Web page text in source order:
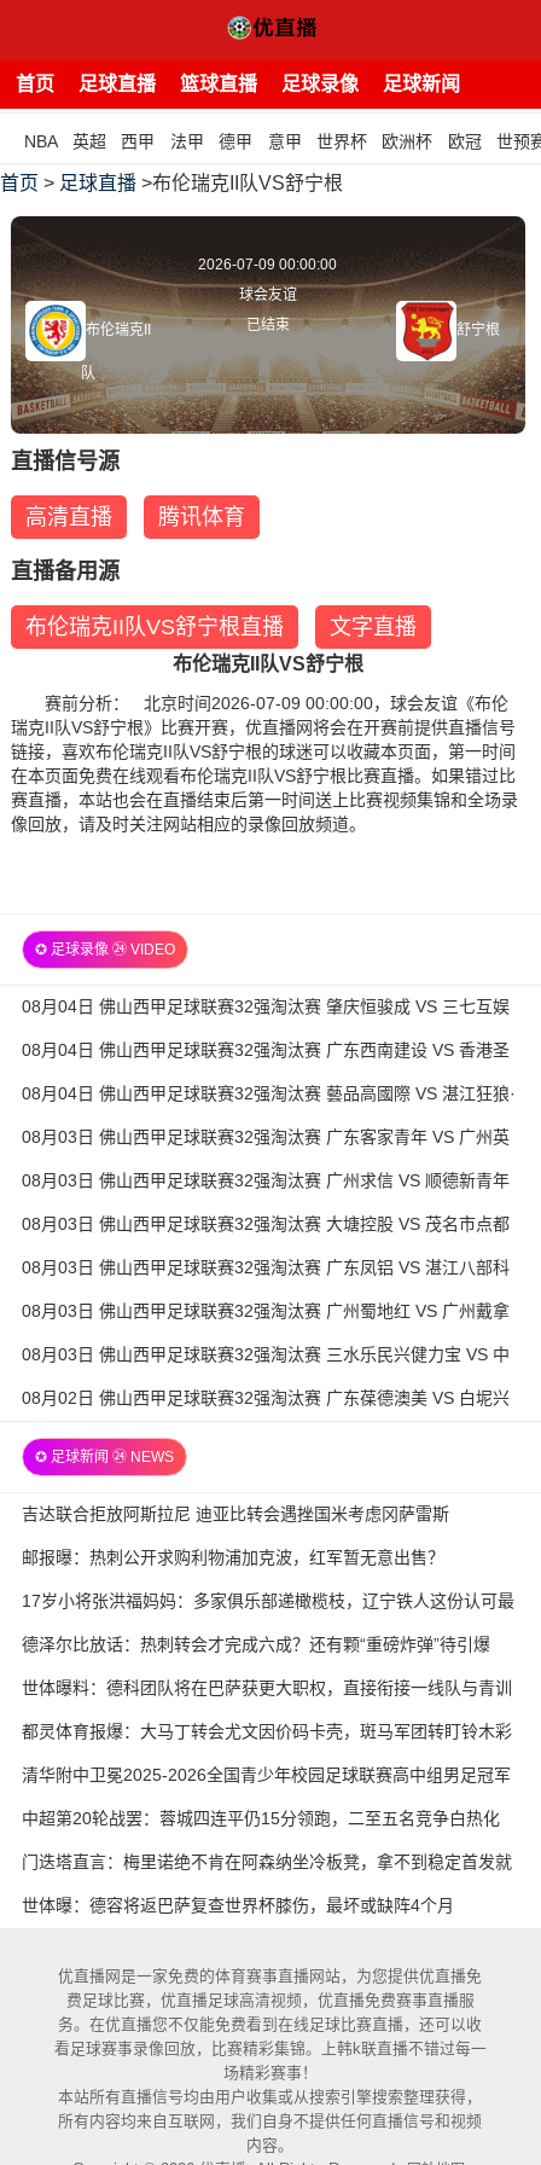
首页 足球直播 篮球直播 足球录像 足球新闻
NBA 英超 西甲 法甲 德甲 意甲 世界杯 欧洲杯 欧冠 世预
首页 > 足球直播 >布伦瑞克II队VS舒宁根
布伦瑞克II
队
2026-07-09 00:00:00
球会友谊
已结束
舒宁根
直播信号源
高清直播 腾讯体育
直播备用源
布伦瑞克II队VS舒宁根直播 文字直播
布伦瑞克II队VS舒宁根
赛前分析： 北京时间2026-07-09 00:00:00，球会友谊《布伦
瑞克II队VS舒宁根》比赛开赛，优直播网将会在开赛前提供直播信号
链接，喜欢布伦瑞克II队VS舒宁根的球迷可以收藏本页面，第一时间
在本页面免费在线观看布伦瑞克II队VS舒宁根比赛直播。如果错过比
赛直播，本站也会在直播结束后第一时间送上比赛视频集锦和全场录
像回放，请及时关注网站相应的录像回放频道。
✪ 足球录像 ㉔ VIDEO
08月04日 佛山西甲足球联赛32强淘汰赛 肇庆恒骏成 VS 三七互娱
全场录像
08月04日 佛山西甲足球联赛32强淘汰赛 广东西南建设 VS 香港圣
徒 全场录像
08月04日 佛山西甲足球联赛32强淘汰赛 藝品高國際 VS 湛江狂狼·
粵辉能源 全场录像
08月03日 佛山西甲足球联赛32强淘汰赛 广东客家青年 VS 广州英
华思力U17 全场录像
08月03日 佛山西甲足球联赛32强淘汰赛 广州求信 VS 顺德新青年
全场录像
08月03日 佛山西甲足球联赛32强淘汰赛 大塘控股 VS 茂名市点都
得 全场录像
08月03日 佛山西甲足球联赛32强淘汰赛 广东凤铝 VS 湛江八部科
技 全场录像
08月03日 佛山西甲足球联赛32强淘汰赛 广州蜀地红 VS 广州戴拿
模 全场录像
08月03日 佛山西甲足球联赛32强淘汰赛 三水乐民兴健力宝 VS 中
国澳门澳科精英 全场录像
08月02日 佛山西甲足球联赛32强淘汰赛 广东葆德澳美 VS 白坭兴
✪ 足球新闻 ㉔ NEWS
吉达联合拒放阿斯拉尼 迪亚比转会遇挫国米考虑冈萨雷斯
邮报曝：热刺公开求购利物浦加克波，红军暂无意出售？
17岁小将张洪福妈妈：多家俱乐部递橄榄枝，辽宁铁人这份认可最
实在
德泽尔比放话：热刺转会才完成六成？还有颗“重磅炸弹”待引爆
世体曝料：德科团队将在巴萨获更大职权，直接衔接一线队与青训
都灵体育报爆：大马丁转会尤文因价码卡壳，斑马军团转盯铃木彩
艳与维卡里奥
清华附中卫冕2025-2026全国青少年校园足球联赛高中组男足冠军
中超第20轮战罢：蓉城四连平仍15分领跑，二至五名竞争白热化
门迭塔直言：梅里诺绝不肯在阿森纳坐冷板凳，拿不到稳定首发就
考虑另寻出路
世体曝：德容将返巴萨复查世界杯膝伤，最坏或缺阵4个月
优直播网是一家免费的体育赛事直播网站，为您提供优直播免
费足球比赛，优直播足球高清视频，优直播免费赛事直播服
务。在优直播您不仅能免费看到在线足球比赛直播，还可以收
看足球赛事录像回放，比赛精彩集锦。上韩k联直播不错过每一
场精彩赛事！
本站所有直播信号均由用户收集或从搜索引擎搜索整理获得，
所有内容均来自互联网，我们自身不提供任何直播信号和视频
内容。